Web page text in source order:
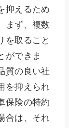
抑えるため
まず、複数
を取ること
ができま
質の良い社
を抑えられ
保険の特約
合は、それ